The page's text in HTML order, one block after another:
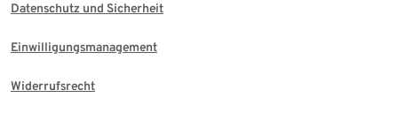
Datenschutz und Sicherheit
Einwilligungsmanagement
Widerrufsrecht